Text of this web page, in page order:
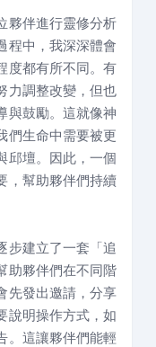
夥伴進行靈修分析
程中，我深深體會
度都有所不同。有
力調整改變，但也
與鼓勵。這就像神
們生命中需要被更
邱壇。因此，一個
，幫助夥伴們持續
步建立了一套「追
助夥伴們在不同階
先發出邀請，分享
說明操作方式，如
。這讓夥伴們能輕